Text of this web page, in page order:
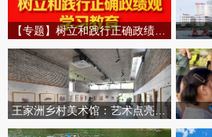
王家洲乡村美术馆：艺术点亮田园乡村